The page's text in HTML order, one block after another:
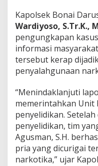
Kapolsek Bonai
Wardiyoso, S.Tr.K.,
pengungkapan
informasi
tersebut kerap
penyalahgunaan
“Menindaklanjuti
memerintahkan Unit
penyelidikan.
penyelidikan, tim
Agusman, S.H.
pria yang dicurigai
narkotika,” ujar